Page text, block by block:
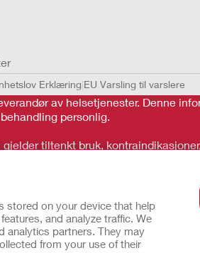
stored on your device that help
and analyze traffic. We
analytics partners. They may
from your use of their
Erklæring EU Varsling til varslere
av helsetjenester. Denne
personlig.
tiltenkt bruk,